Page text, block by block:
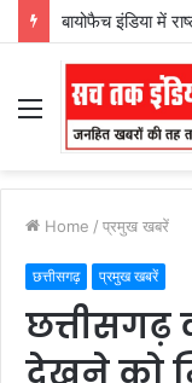
Menu
Home / प्रमुख खबरें
छत्तीसगढ़ प्रमुख खबरें
छत्तीसगढ़